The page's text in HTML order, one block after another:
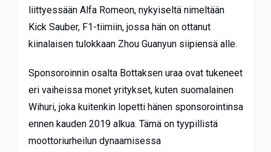
liittyessään Alfa Romeon, nykyiseltä nimeltään
Kick Sauber, F1-tiimiin, jossa hän on ottanut
kiinalaisen tulokkaan Zhou Guanyun siipiensä alle.
Sponsoroinnin osalta Bottaksen uraa ovat tukeneet
eri vaiheissa monet yritykset, kuten suomalainen
Wihuri, joka kuitenkin lopetti hänen sponsorointinsa
ennen kauden 2019 alkua. Tämä on tyypillistä
moottoriurheilun dynaamisessa